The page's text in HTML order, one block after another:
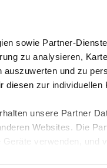
sowie Partner-
zu analysieren,
und zu
zur individuellen
unsere Partner
Websites. Die
verwenden, und
Freiwilligendienst Ausland